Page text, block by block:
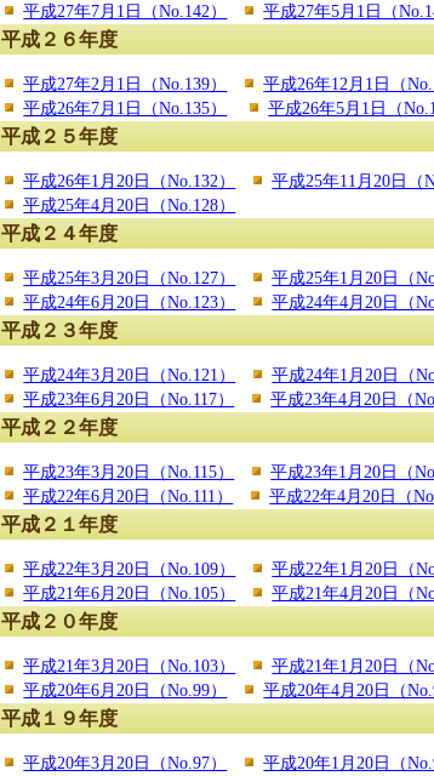
平成27年7月1日（No.142）
平成27年5月1日（
平成２６年度
平成27年2月1日（No.139） 平成26年12月1日（
平成26年7月1日（No.135）
平成26年5月1日（
平成２５年度
平成26年1月20日（No.132） 平成25年11月20日（
平成25年4月20日（No.128）
平成２４年度
平成25年3月20日（No.127） 平成25年1月20日（
平成24年6月20日（No.123）
平成24年4月20日（
平成２３年度
平成24年3月20日（No.121） 平成24年1月20日（
平成23年6月20日（No.117）
平成23年4月20日（
平成２２年度
平成23年3月20日（No.115） 平成23年1月20日（
平成22年6月20日（No.111）
平成22年4月20日（
平成２１年度
平成22年3月20日（No.109） 平成22年1月20日（
平成21年6月20日（No.105）
平成21年4月20日（
平成２０年度
平成21年3月20日（No.103） 平成21年1月20日（
平成20年6月20日（No.99）
平成20年4月20日（
平成１９年度
平成20年3月20日（No.97） 平成20年1月20日（